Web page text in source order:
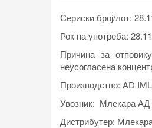
Сериски број/лот:
Рок на употреба:
Причина за
неусогласена
Производство: AD
Увозник: Млекара АД
Дистрибутер: